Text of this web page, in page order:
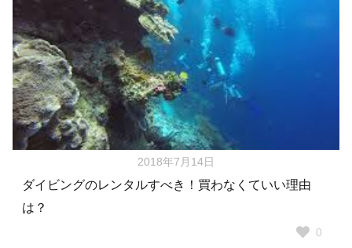
2018年7月14日
ダイビングのレンタルすべき！買わなくていい理由
は？
0